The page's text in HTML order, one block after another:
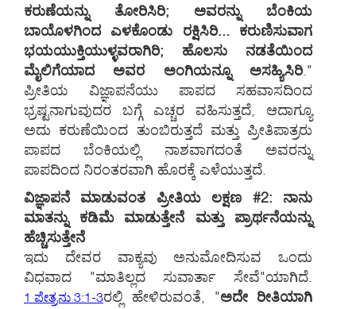
ಕರುಣೆಯನ್ನು ತೋರಿಸಿರಿ; ಅವರನ್ನು ಬೆಂಕಿಯ
ಬಾಯೊಳಗಿಂದ ಎಳಕೊಂಡು ರಕ್ಷಿಸಿರಿ... ಕರುಣಿಸುವಾಗ
ಭಯಯುಕ್ತಿಯುಳ್ಳವರಾಗಿರಿ; ಹೊಲಸು ನಡತೆಯಿಂದ
ಮೈಲಿಗೆಯಾದ ಅವರ ಅಂಗಿಯನ್ನೂ ಅಸಹ್ಯಿಸಿರಿ ."
ಪ್ರೀತಿಯ ವಿಜ್ಞಾಪನೆಯು ಪಾಪದ ಸಹವಾಸದಿಂದ
ಭ್ರಷ್ಟನಾಗುವುದರ ಬಗ್ಗೆ ಎಚ್ಚರ ವಹಿಸುತ್ತದೆ, ಆದಾಗ್ಯೂ
ಅದು ಕರುಣೆಯಿಂದ ತುಂಬಿರುತ್ತದೆ ಮತ್ತು ಪ್ರೀತಿಪಾತ್ರರು
ಪಾಪದ ಬೆಂಕಿಯಲ್ಲಿ ನಾಶವಾಗದಂತೆ ಅವರನ್ನು
ಪಾಪದಿಂದ ನಿರಂತರವಾಗಿ ಹೊರಕ್ಕೆ ಎಳೆಯುತ್ತದೆ.
ವಿಜ್ಞಾಪನೆ ಮಾಡುವಂತ ಪ್ರೀತಿಯ ಲಕ್ಷಣ #2: ನಾನು
ಮಾತನ್ನು ಕಡಿಮೆ ಮಾಡುತ್ತೇನೆ ಮತ್ತು ಪ್ರಾರ್ಥನೆಯನ್ನು
ಹೆಚ್ಚಿಸುತ್ತೇನೆ
ಇದು ದೇವರ ವಾಕ್ಯವು ಅನುಮೋದಿಸುವ ಒಂದು
ವಿಧವಾದ "ಮಾತಿಲ್ಲದ ಸುವಾರ್ತಾ ಸೇವೆ"ಯಾಗಿದೆ.
1 ಪೇತ್ರನು 3:1-3ರಲ್ಲಿ ಹೇಳಿರುವಂತೆ, "ಅದೇ ರೀತಿಯಾಗಿ